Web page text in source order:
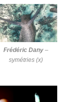
Frédéric Dany–
symétries (x)